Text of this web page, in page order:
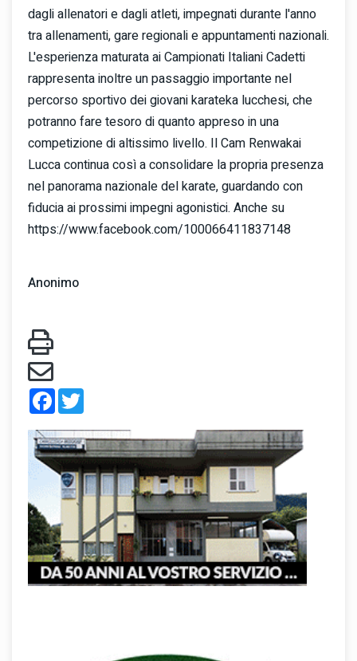
dagli allenatori e dagli atleti, impegnati durante l'anno
tra allenamenti, gare regionali e appuntamenti nazionali.
L'esperienza maturata ai Campionati Italiani Cadetti
rappresenta inoltre un passaggio importante nel
percorso sportivo dei giovani karateka lucchesi, che
potranno fare tesoro di quanto appreso in una
competizione di altissimo livello. Il Cam Renwakai
Lucca continua così a consolidare la propria presenza
nel panorama nazionale del karate, guardando con
fiducia ai prossimi impegni agonistici. Anche su
https://www.facebook.com/100066411837148
Anonimo
Facebook